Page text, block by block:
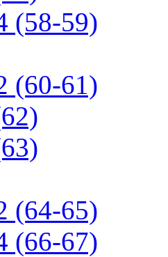
(58-59)
(60-61)
(64-65)
(66-67)